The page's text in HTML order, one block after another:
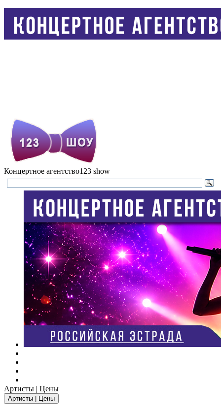
Концертное агентство123 show
Артисты | Цены
Артисты | Цены